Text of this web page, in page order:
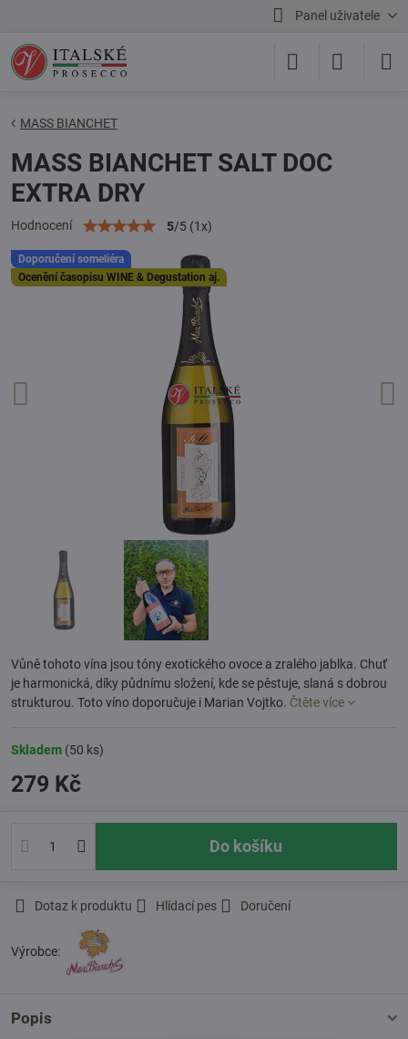
Panel uživatele
Doporučení someliéra
Ocenění časopisu WINE & Degustation aj.
MASS BIANCHET
MASS BIANCHET SALT DOC
EXTRA DRY
Hodnocení 5/5 (1x)
Vůně tohoto vína jsou tóny exotického ovoce a zralého jablka. Chuť
je harmonická, díky půdnímu složení, kde se pěstuje, slaná s dobrou
strukturou. Toto víno doporučuje i Marian Vojtko. Čtěte více
Skladem (50 ks)
279 Kč
Do košíku
Dotaz k produktu Hlídací pes Doručení
Výrobce:
Popis